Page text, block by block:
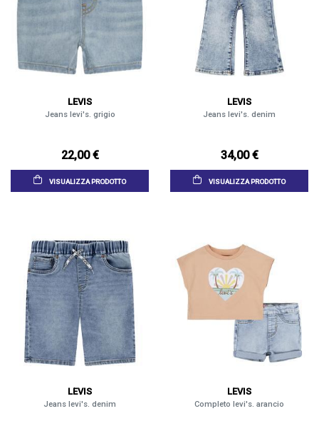
LEVIS
Jeans levi's. grigio
22,00 €
VISUALIZZA PRODOTTO
LEVIS
Jeans levi's. denim
34,00 €
VISUALIZZA PRODOTTO
LEVIS
Jeans levi's. denim
LEVIS
Completo levi's. arancio